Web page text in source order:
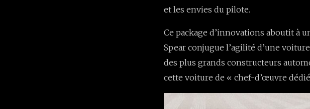
et les envies du pilote.
Ce package d’innovations aboutit à
Spear conjugue l’agilité d’une
des plus grands constructeurs
cette voiture de « chef-d’œuvre